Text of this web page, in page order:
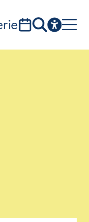
- 31300 Toulouse